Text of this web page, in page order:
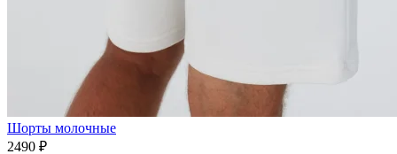
Шорты молочные
2490 ₽